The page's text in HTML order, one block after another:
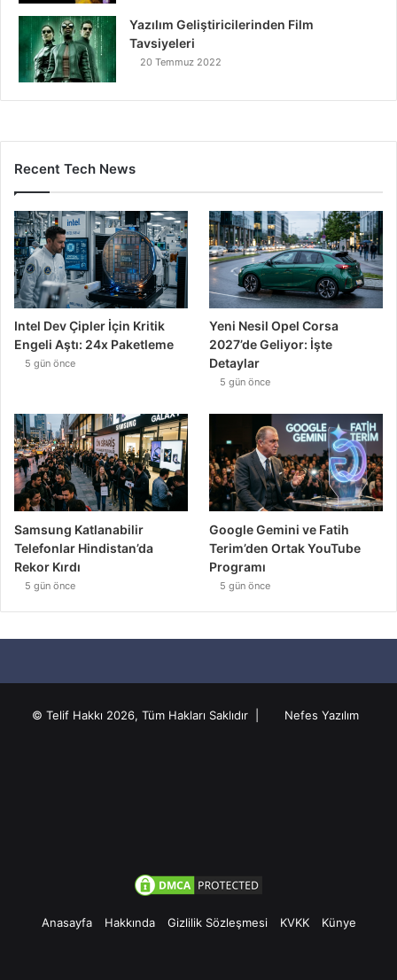
Yazılım Geliştiricilerinden Film
Tavsiyeleri
20 Temmuz 2022
Recent Tech News
Intel Dev Çipler İçin Kritik
Engeli Aştı: 24x Paketleme
5 gün önce
Yeni Nesil Opel Corsa
2027’de Geliyor: İşte
Detaylar
5 gün önce
Samsung Katlanabilir
Telefonlar Hindistan’da
Rekor Kırdı
5 gün önce
Google Gemini ve Fatih
Terim’den Ortak YouTube
Programı
5 gün önce
© Telif Hakkı 2026, Tüm Hakları Saklıdır | Nefes Yazılım
Anasayfa Hakkında Gizlilik Sözleşmesi KVKK Künye